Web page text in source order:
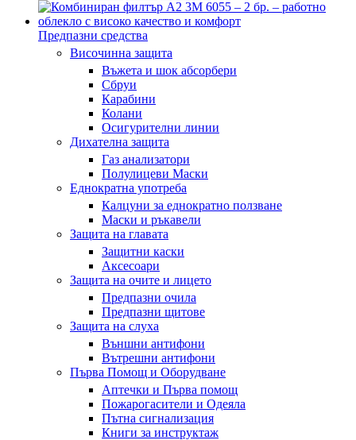
Предпазни средства
Височинна защита
Въжета и шок абсорбери
Сбруи
Карабини
Колани
Осигурителни линии
Дихателна защита
Газ анализатори
Полулицеви Маски
Еднократна употреба
Калцуни за еднократно ползване
Маски и ръкавели
Защита на главата
Защитни каски
Аксесоари
Защита на очите и лицето
Предпазни очила
Предпазни щитове
Защита на слуха
Външни антифони
Вътрешни антифони
Първа Помощ и Оборудване
Аптечки и Първа помощ
Пожарогасители и Одеяла
Пътна сигнализация
Книги за инструктаж